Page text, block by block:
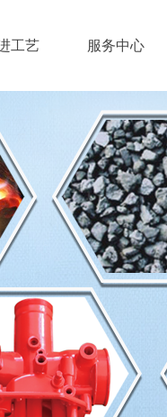
工艺 服务中心